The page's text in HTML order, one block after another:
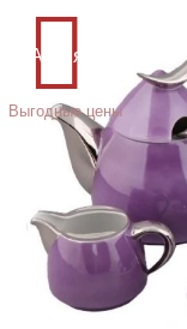
Акция
Выгодные цены